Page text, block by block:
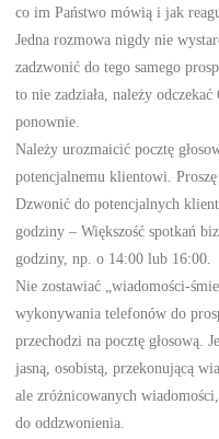
co im Państwo mówią i jak
Jedna rozmowa nigdy nie
zadzwonić do tego samego
to nie zadziała, należy
ponownie.
Należy urozmaicić pocztę
potencjalnemu klientowi.
Dzwonić do potencjalnych
godziny – Większość spotkań
godziny, np. o 14:00 lub 16:00.
Nie zostawiać „wiadomości-
wykonywania telefonów do
przechodzi na pocztę głosową.
jasną, osobistą, przekonującą
ale zróżnicowanych
do oddzwonienia.